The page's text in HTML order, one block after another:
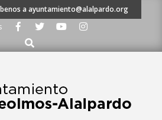
a ayuntamiento@alalpardo.org
Buscar